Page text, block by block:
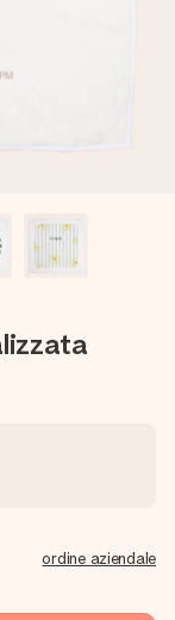
Nessuna
perfetto.
ordine aziendale